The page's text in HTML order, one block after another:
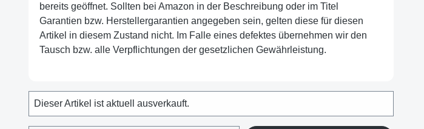
bereits geöffnet. Sollten bei Amazon in der Beschreibung oder im Titel
Garantien bzw. Herstellergarantien angegeben sein, gelten diese für diesen
Artikel in diesem Zustand nicht. Im Falle eines defektes übernehmen wir den
Tausch bzw. alle Verpflichtungen der gesetzlichen Gewährleistung.
Dieser Artikel ist aktuell ausverkauft.